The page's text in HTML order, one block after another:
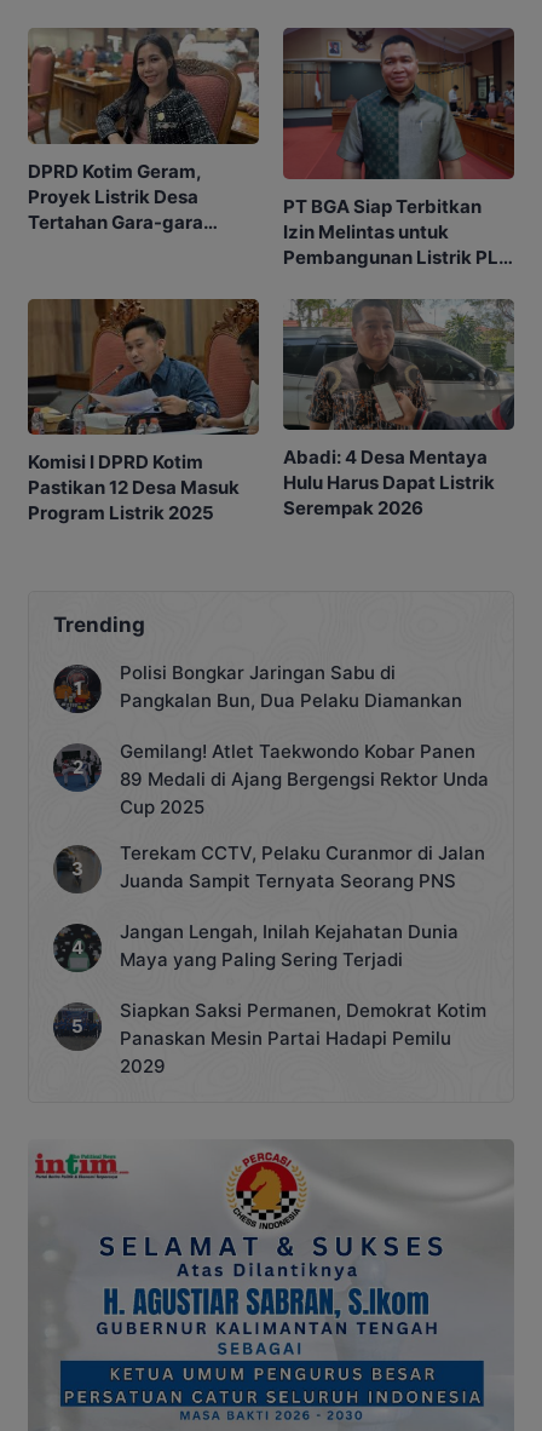
DPRD Kotim Geram,
Proyek Listrik Desa
Tertahan Gara-gara
PT BGA Siap Terbitkan
Izin Melintas untuk
Pembangunan Listrik PLN
Komisi I DPRD Kotim
Pastikan 12 Desa Masuk
Program Listrik 2025
Abadi: 4 Desa Mentaya
Hulu Harus Dapat Listrik
Serempak 2026
Trending
Polisi Bongkar Jaringan Sabu di
Pangkalan Bun, Dua Pelaku Diamankan
Gemilang! Atlet Taekwondo Kobar Panen
89 Medali di Ajang Bergengsi Rektor Unda
Cup 2025
Terekam CCTV, Pelaku Curanmor di Jalan
Juanda Sampit Ternyata Seorang PNS
Jangan Lengah, Inilah Kejahatan Dunia
Maya yang Paling Sering Terjadi
Siapkan Saksi Permanen, Demokrat Kotim
Panaskan Mesin Partai Hadapi Pemilu
2029